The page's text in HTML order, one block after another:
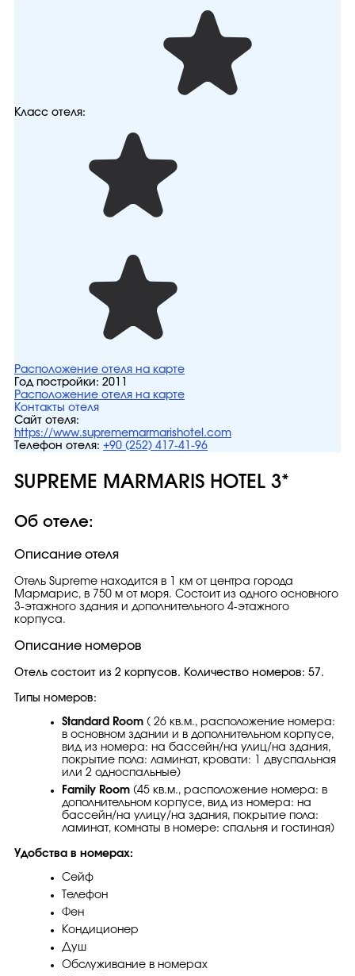
Класс отеля:
Расположение отеля на карте
Год постройки: 2011
Расположение отеля на карте
Контакты отеля
Сайт отеля:
https://www.suprememarmarishotel.com
Телефон отеля: +90 (252) 417-41-96
SUPREME MARMARIS HOTEL 3*
Об отеле:
Описание отеля
Отель Supreme находится в 1 км от центра города
Мармарис, в 750 м от моря. Состоит из одного основного
3-этажного здания и дополнительного 4-этажного
корпуса.
Описание номеров
Отель состоит из 2 корпусов. Количество номеров: 57.
Типы номеров:
Standard Room ( 26 кв.м., расположение номера:
в основном здании и в дополнительном корпусе,
вид из номера: на бассейн/на улиц/на здания,
покрытие пола: ламинат, кровати: 1 двуспальная
или 2 односпальные)
Family Room (45 кв.м., расположение номера: в
дополнительном корпусе, вид из номера: на
бассейн/на улицу/на здания, покрытие пола:
ламинат, комнаты в номере: спальня и гостиная)
Удобства в номерах:
Сейф
Телефон
Фен
Кондиционер
Душ
Обслуживание в номерах